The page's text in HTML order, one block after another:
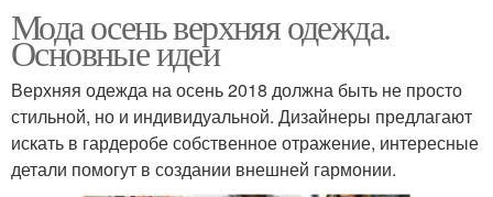
Мода осень верхняя одежда.
Основные идеи
Верхняя одежда на осень 2018 должна быть не просто
стильной, но и индивидуальной. Дизайнеры предлагают
искать в гардеробе собственное отражение, интересные
детали помогут в создании внешней гармонии.